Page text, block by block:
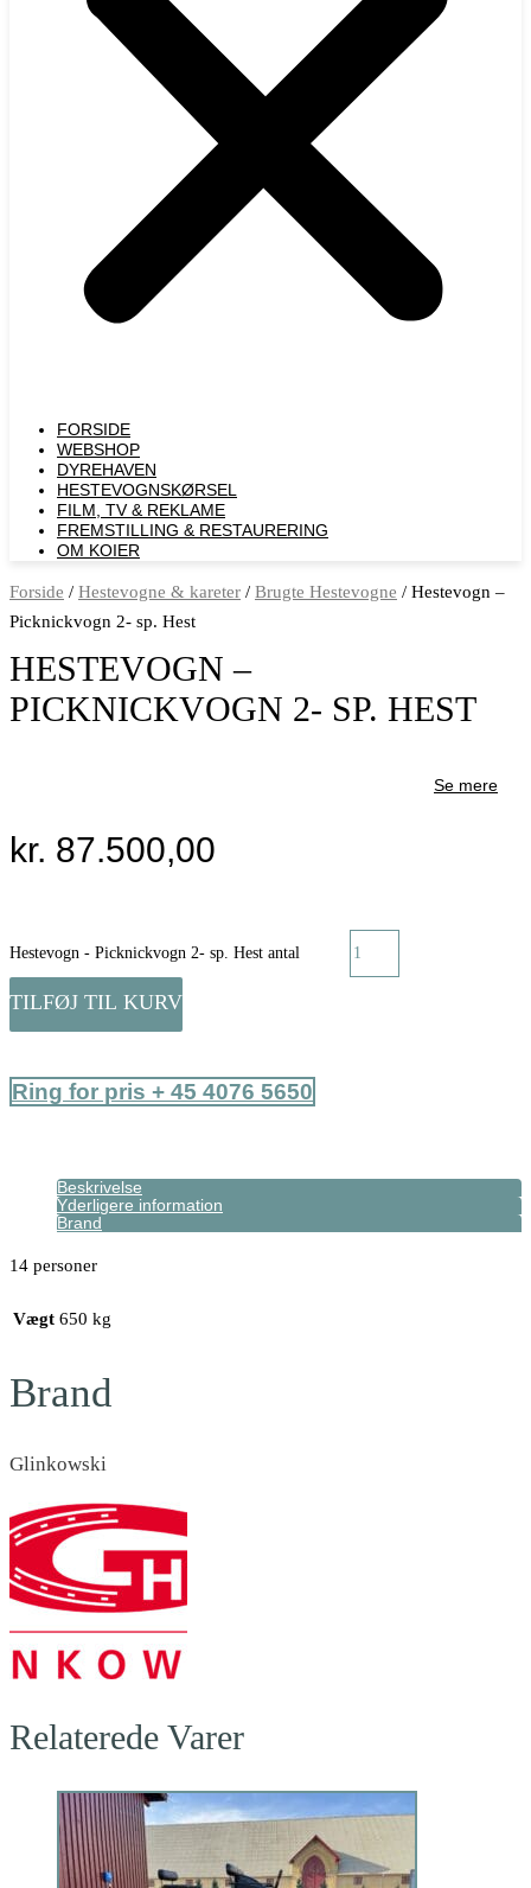
FORSIDE
WEBSHOP
DYREHAVEN
HESTEVOGNSKØRSEL
FILM, TV & REKLAME
FREMSTILLING & RESTAURERING​
OM KOIER
Forside / Hestevogne & kareter / Brugte Hestevogne / Hestevogn –
Picknickvogn 2- sp. Hest
HESTEVOGN –
PICKNICKVOGN 2- SP. HEST
Se mere
kr. 87.500,00
Hestevogn - Picknickvogn 2- sp. Hest antal
TILFØJ TIL KURV
Ring for pris + 45 4076 5650
Beskrivelse
Yderligere information
Brand
14 personer
Vægt 650 kg
Brand
Glinkowski
Relaterede Varer